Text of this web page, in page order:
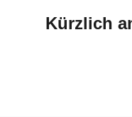
Kürzlich